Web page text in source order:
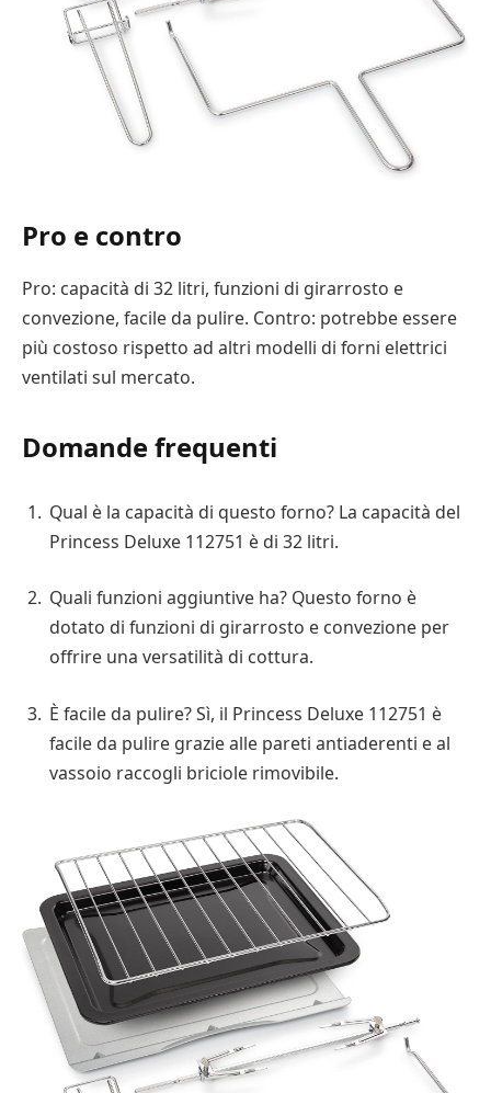
Pro e contro
Pro: capacità di 32 litri, funzioni di girarrosto e
convezione, facile da pulire. Contro: potrebbe essere
più costoso rispetto ad altri modelli di forni elettrici
ventilati sul mercato.
Domande frequenti
Qual è la capacità di questo forno? La capacità del
Princess Deluxe 112751 è di 32 litri.
Quali funzioni aggiuntive ha? Questo forno è
dotato di funzioni di girarrosto e convezione per
offrire una versatilità di cottura.
È facile da pulire? Sì, il Princess Deluxe 112751 è
facile da pulire grazie alle pareti antiaderenti e al
vassoio raccogli briciole rimovibile.